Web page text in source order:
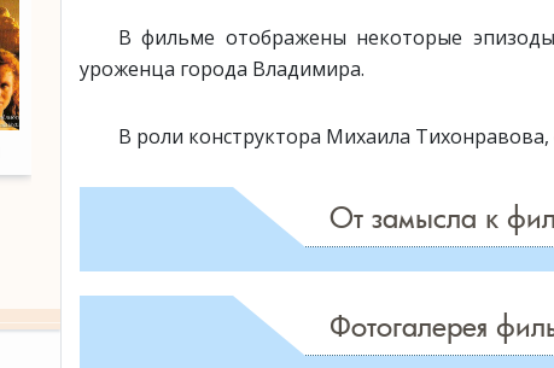
Осенние
Мертвые души
В фильме отображены некоторые
уроженца города Владимира.
В роли конструктора Михаила
Режиссер Юрий Кара:Фотогалерея